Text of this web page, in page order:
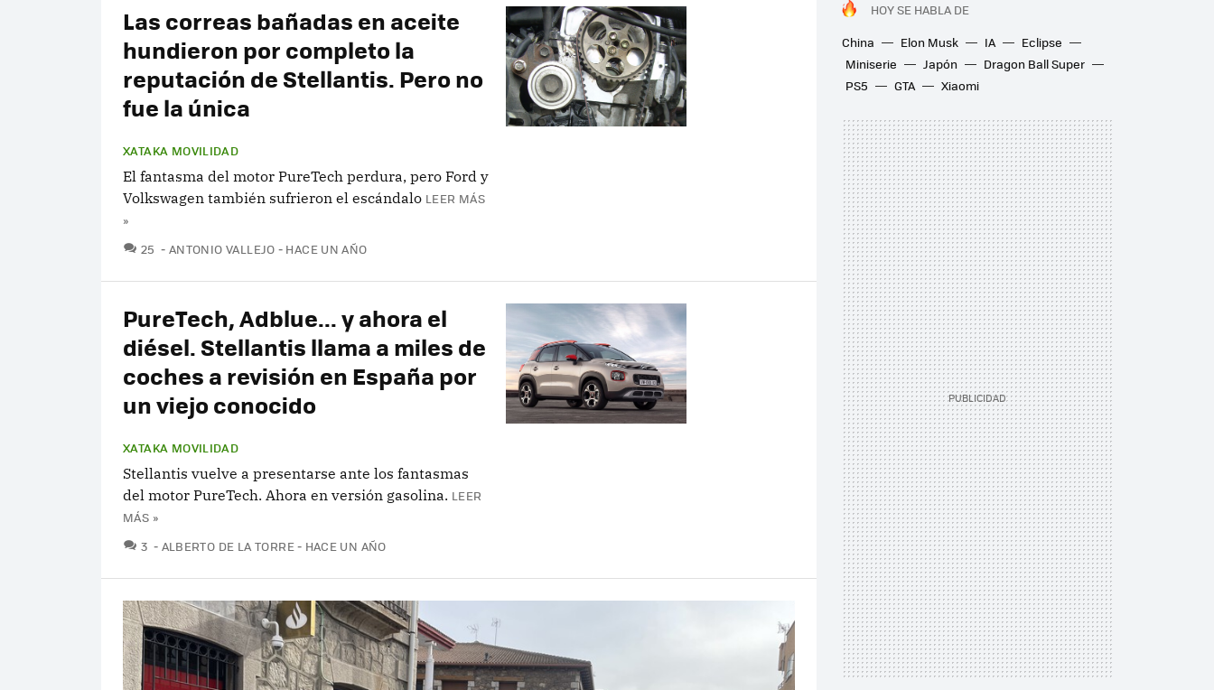
HOY SE HABLA DE
China
Elon Musk IA
Eclipse
Miniserie
Japón
Dragon Ball Super
PS5
GTA Xiaomi
Las correas bañadas en aceite
hundieron por completo la
reputación de Stellantis. Pero no
fue la única
XATAKA MOVILIDAD
El fantasma del motor PureTech perdura, pero Ford y
Volkswagen también sufrieron el escándalo LEER MÁS
»
25 COMENTARIOS
ANTONIO VALLEJO HACE UN AÑO
PureTech, Adblue... y ahora el
diésel. Stellantis llama a miles de
coches a revisión en España por
un viejo conocido
XATAKA MOVILIDAD
Stellantis vuelve a presentarse ante los fantasmas
del motor PureTech. Ahora en versión gasolina. LEER
MÁS »
3 COMENTARIOS
ALBERTO DE LA TORRE HACE UN AÑO